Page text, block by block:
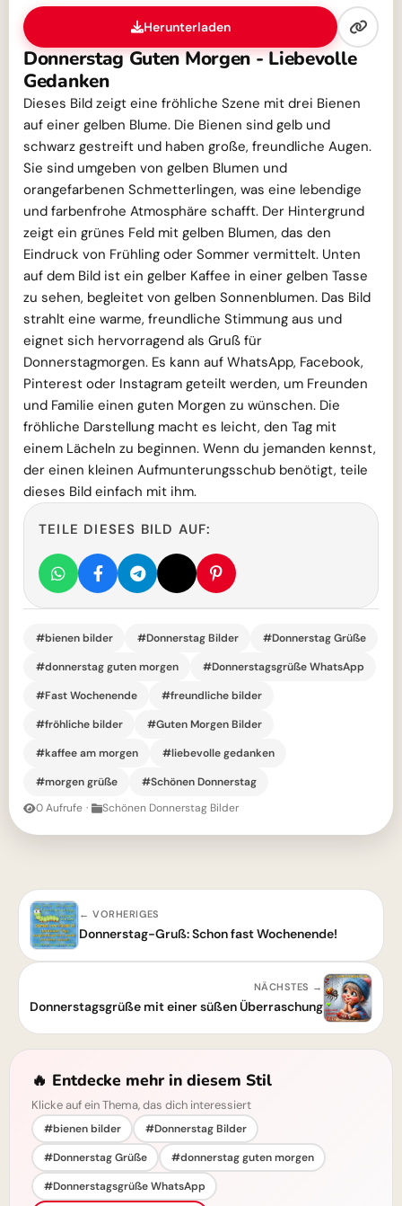
Herunterladen
Donnerstag Guten Morgen - Liebevolle
Gedanken
Dieses Bild zeigt eine fröhliche Szene mit drei Bienen
auf einer gelben Blume. Die Bienen sind gelb und
schwarz gestreift und haben große, freundliche Augen.
Sie sind umgeben von gelben Blumen und
orangefarbenen Schmetterlingen, was eine lebendige
und farbenfrohe Atmosphäre schafft. Der Hintergrund
zeigt ein grünes Feld mit gelben Blumen, das den
Eindruck von Frühling oder Sommer vermittelt. Unten
auf dem Bild ist ein gelber Kaffee in einer gelben Tasse
zu sehen, begleitet von gelben Sonnenblumen. Das Bild
strahlt eine warme, freundliche Stimmung aus und
eignet sich hervorragend als Gruß für
Donnerstagmorgen. Es kann auf WhatsApp, Facebook,
Pinterest oder Instagram geteilt werden, um Freunden
und Familie einen guten Morgen zu wünschen. Die
fröhliche Darstellung macht es leicht, den Tag mit
einem Lächeln zu beginnen. Wenn du jemanden kennst,
der einen kleinen Aufmunterungsschub benötigt, teile
dieses Bild einfach mit ihm.
TEILE DIESES BILD AUF:
#bienen bilder #Donnerstag Bilder
#Donnerstag Grüße
#donnerstag guten morgen
#Donnerstagsgrüße WhatsApp
#Fast Wochenende
#freundliche bilder
#fröhliche bilder
#Guten Morgen Bilder
#kaffee am morgen
#liebevolle gedanken
#morgen grüße
#Schönen Donnerstag
0 Aufrufe · Schönen Donnerstag Bilder
← VORHERIGES
Donnerstag-Gruß: Schon fast Wochenende!
NÄCHSTES →
Donnerstagsgrüße mit einer süßen Überraschung
🔥 Entdecke mehr in diesem Stil
Klicke auf ein Thema, das dich interessiert
#bienen bilder
#Donnerstag Bilder
#Donnerstag Grüße
#donnerstag guten morgen
#Donnerstagsgrüße WhatsApp